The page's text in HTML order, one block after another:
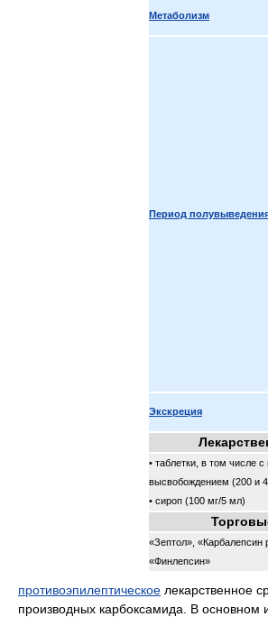
Метаболизм
Период
Экскреция
• таблетки, в том числе
высвобождением (200 и
• сироп (100 мг/5 мл)
«Зептол», «Карбалепсин
«Финлепсин»
противоэпилептическое лекарственное
производных карбоксамида. В основном